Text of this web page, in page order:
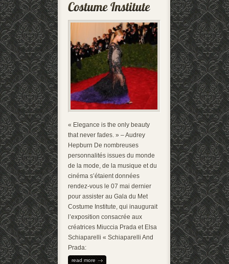
« Elegance is the only beauty
that never fades. » – Audrey
Hepburn De nombreuses
personnalités issues du monde
de la mode, de la musique et du
cinéma s’étaient données
rendez-vous le 07 mai dernier
pour assister au Gala du Met
Costume Institute, qui inaugurait
l’exposition consacrée aux
créatrices Miuccia Prada et Elsa
Schiaparelli « Schiaparelli And
Prada:
read more